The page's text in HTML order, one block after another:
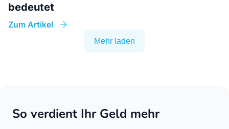
bedeutet
Zum Artikel
Mehr laden
So verdient Ihr Geld mehr